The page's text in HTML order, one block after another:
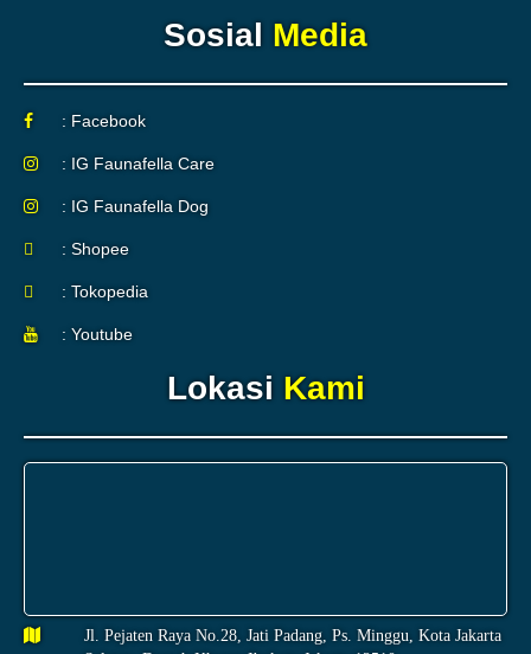
Sosial Media
: Facebook
: IG Faunafella Care
: IG Faunafella Dog
: Shopee
: Tokopedia
: Youtube
Lokasi Kami
Jl. Pejaten Raya No.28, Jati Padang, Ps. Minggu, Kota Jakarta